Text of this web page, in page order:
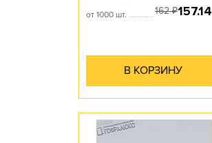
от 1000 шт. 162₽157.14
В КОРЗИНУ